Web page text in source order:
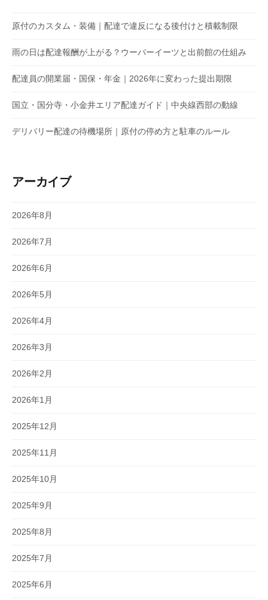
原付のカスタム・装備｜配達で違反になる後付けと積載制限
雨の日は配達報酬が上がる？ウーバーイーツと出前館の仕組み
配達員の開業届・国保・年金｜2026年に変わった提出期限
国立・国分寺・小金井エリア配達ガイド｜中央線西部の動線
デリバリー配達の待機場所｜原付の停め方と駐車のルール
アーカイブ
2026年8月
2026年7月
2026年6月
2026年5月
2026年4月
2026年3月
2026年2月
2026年1月
2025年12月
2025年11月
2025年10月
2025年9月
2025年8月
2025年7月
2025年6月